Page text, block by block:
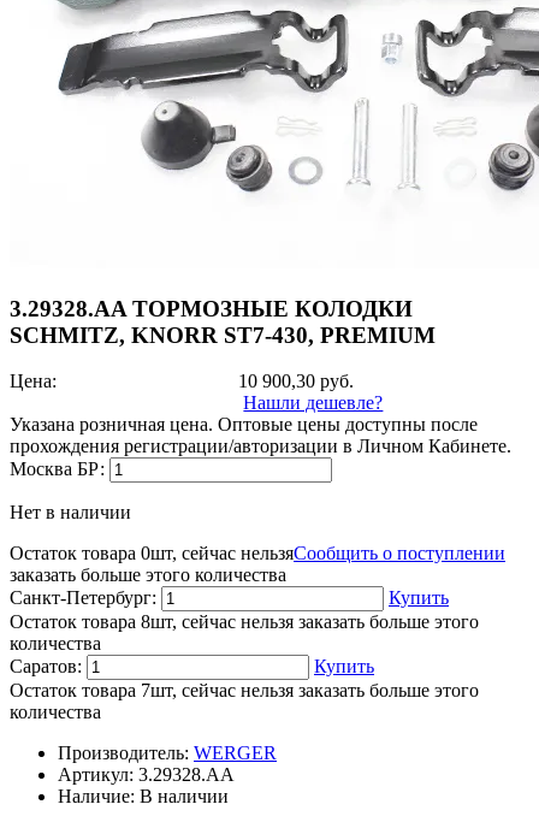
3.29328.AA ТОРМОЗНЫЕ КОЛОДКИ
SCHMITZ, KNORR ST7-430, PREMIUM
Цена: 10 900,30руб.
Нашли дешевле?
Указана розничная цена. Оптовые цены доступны после
прохождения регистрации/авторизации в Личном Кабинете.
Москва БР:
Нет в наличии
Сообщить о поступлении
Остаток товара 0шт, сейчас нельзя
заказать больше этого количества
Санкт-Петербург:
Купить
Остаток товара 8шт, сейчас нельзя заказать больше этого
количества
Саратов:
Купить
Остаток товара 7шт, сейчас нельзя заказать больше этого
количества
Производитель: WERGER
Артикул: 3.29328.AA
Наличие: В наличии